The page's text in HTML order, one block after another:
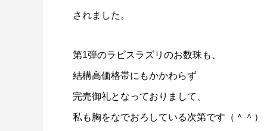
されました。
第1弾のラピスラズリのお数珠も、
結構高価格帯にもかかわらず
完売御礼となっておりまして、
私も胸をなでおろしている次第です（＾＾）